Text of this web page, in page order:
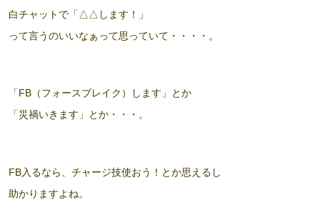
白チャットで 「△△します！」
って言うのいいなぁって思っていて・・・・。
「FB（フォースブレイク）します」とか
「災禍いきます」とか・・・。
FB入るなら、チャージ技使おう！とか思えるし
助かりますよね。